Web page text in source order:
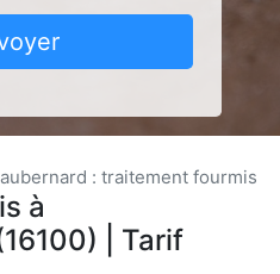
: traitement fourmis
à
| Tarif